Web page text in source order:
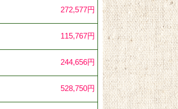
272,577円
115,767円
244,656円
528,750円